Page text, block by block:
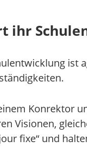
ihr
ist
Konrektor
Visionen,
fixe“ und